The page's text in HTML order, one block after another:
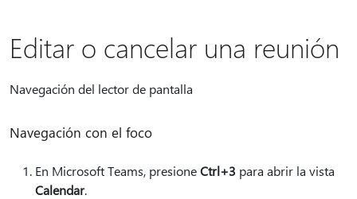
Editar o cancelar una reunión
Navegación del lector de pantalla
Navegación con el foco
En Microsoft Teams, presioneCtrl+3 para abrir la vista
Calendar.